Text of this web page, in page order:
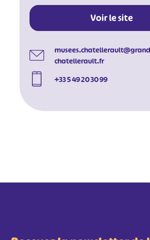
Voir le site
chatellerault.fr
+33 5 49 20 30 99